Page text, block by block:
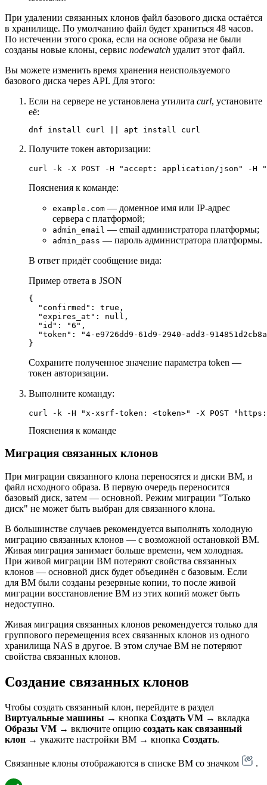
При удалении связанных клонов файл базового диска остаётся
в хранилище. По умолчанию файл будет храниться 48 часов.
По истечении этого срока, если на основе образа не были
созданы новые клоны, сервис nodewatch удалит этот файл.
Вы можете изменить время хранения неиспользуемого
базового диска через API. Для этого:
Если на сервере не установлена утилита curl, установите
её:
dnf install curl || apt install curl
Получите токен авторизации:
curl -k -X POST -H "accept: application/json" -H
Пояснения к команде:
example.com — доменное имя или IP-адрес
сервера с платформой;
admin_email — email администратора платформы;
admin_pass — пароль администратора платформы.
В ответ придёт сообщение вида:
Пример ответа в JSON
{
  "confirmed": true,
  "expires_at": null,
"id": "6",
"token": "4-e9726dd9-61d9-2940-add3-
}
Сохраните полученное значение параметра token —
токен авторизации.
Выполните команду:
curl -k -H "x-xsrf-token: <token>" -X POST
Пояснения к команде
Миграция связанных клонов
При миграции связанного клона переносятся и диски ВМ, и
файл исходного образа. В первую очередь переносится
базовый диск, затем — основной. Режим миграции "Только
диск" не может быть выбран для связанного клона.
В большинстве случаев рекомендуется выполнять холодную
миграцию связанных клонов — с возможной остановкой ВМ.
Живая миграция занимает больше времени, чем холодная.
При живой миграции ВМ потеряют свойства связанных
клонов — основной диск будет объединён с базовым. Если
для ВМ были созданы резервные копии, то после живой
миграции восстановление ВМ из этих копий может быть
недоступно.
Живая миграция связанных клонов рекомендуется только для
группового перемещения всех связанных клонов из одного
хранилища NAS в другое. В этом случае ВМ не потеряют
свойства связанных клонов.
Создание связанных клонов
Чтобы создать связанный клон, перейдите в раздел
Виртуальные машины → кнопка Создать VM → вкладка
Образы VM → включите опцию создать как связанный
клон → укажите настройки ВМ → кнопка Создать.
Связанные клоны отображаются в списке ВМ со значком .